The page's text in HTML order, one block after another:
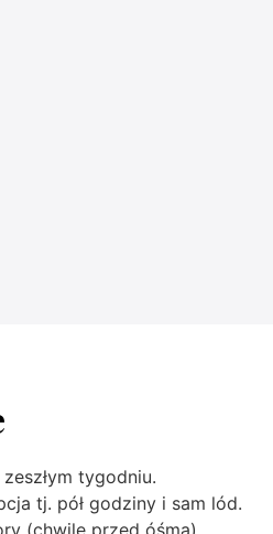
tygodniu.
tj. pół godziny i sam lód.